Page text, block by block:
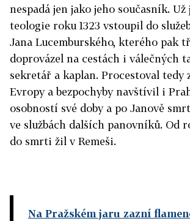
nespadá jen jako jeho současník.
teologie roku 1323 vstoupil do
Jana Lucemburského, kterého pak
doprovázel na cestách i válečných
sekretář a kaplan. Procestoval tedy
Evropy a bezpochyby navštívil i
osobností své doby a po Janově
ve službách dalších panovníků. Od
do smrti žil v Remeši.
Na Pražském jaru zazní